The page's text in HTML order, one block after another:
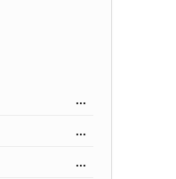
...
...
...